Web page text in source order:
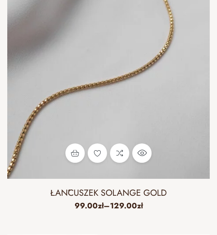
ŁAŃCUSZEK SOLANGE GOLD
99.00zł–129.00zł